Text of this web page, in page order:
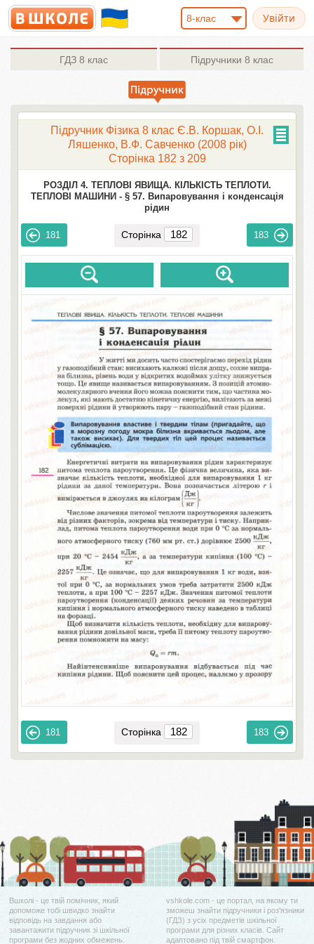
8-клас
ГДЗ 8 клас Підручники 8 клас
Підручник Фізика 8 клас Є.В. Коршак, О.І.
Ляшенко, В.Ф. Савченко (2008 рік)
Сторінка 182 з 209
РОЗДІЛ 4. ТЕПЛОВІ ЯВИЩА. КІЛЬКІСТЬ ТЕПЛОТИ.
ТЕПЛОВІ МАШИНИ - § 57. Випаровування і конденсація
рідин
181 Сторінка 183
181 Сторінка 183
Вшколі - це твій помічник, який
допоможе тобі швидко знайти
відповідь на завдання або
завантажити підручник зі шкільної
програми без жодних обмежень.
vshkole.com - це портал, на якому ти
зможеш знайти підручники і роз'язники
(ГДЗ) з усіх предметів шкільної
програми для різних класів. Сайт
адаптовано під твій смартфон.